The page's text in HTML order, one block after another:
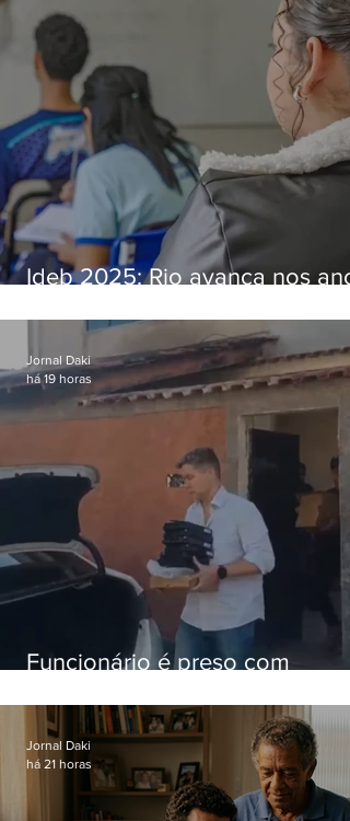
Ideb 2025: Rio avança nos
nacional
Funcionário é preso com
Hospital do Andaraí
Jornal Daki
há 19 horas
Jornal Daki
há 21 horas